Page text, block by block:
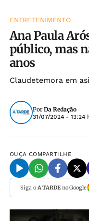
ENTRETENIMENTO
Ana Paula
público, mas
anos
Claudetemora em
Por Da Redação
31/07/2024 - 13:24
OUÇA COMPARTILHE
Siga o A TARDEno Google